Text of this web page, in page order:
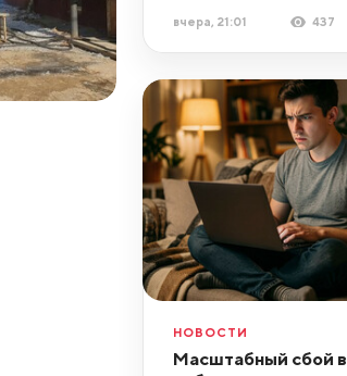
вчера, 21:01 437
НОВОСТИ
Масштабный сбой в